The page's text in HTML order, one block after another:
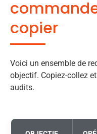
copier
Voici un ensemble de
objectif. Copiez-collez
audits.